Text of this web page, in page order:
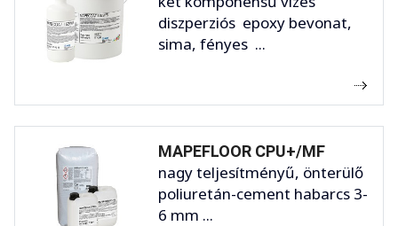
diszperziós epoxy bevonat,
sima, fényes ...
MAPEFLOOR CPU+/MF
nagy teljesítményű, önterülő
poliuretán-cement habarcs 3-
6 mm ...